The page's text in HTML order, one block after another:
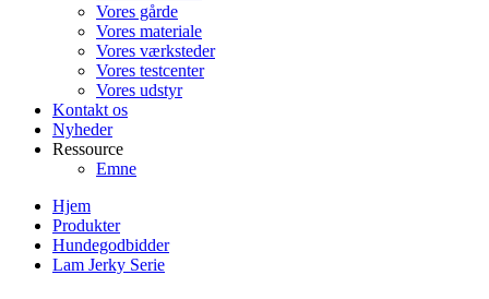
Vores gårde
Vores materiale
Vores værksteder
Vores testcenter
Vores udstyr
Kontakt os
Nyheder
Ressource
Emne
Hjem
Produkter
Hundegodbidder
Lam Jerky Serie